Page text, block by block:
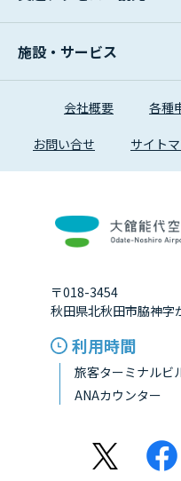
施設・サービス
会社概要 各種
お問い合せ サイト
〒018-3454
秋田県北秋田市脇神字
利用時間
旅客ターミナル
ANAカウンタ